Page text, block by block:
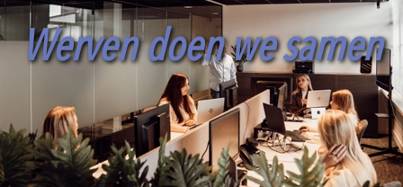
Werven doen we samen